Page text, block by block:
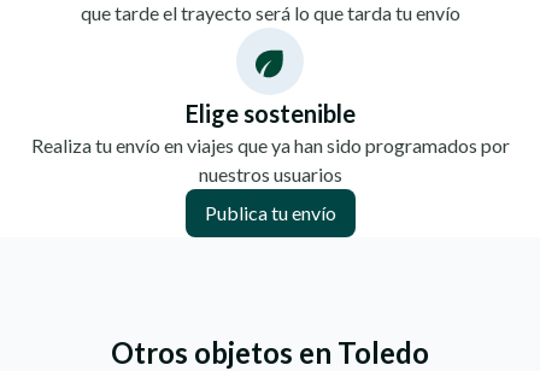
que tarde el trayecto será lo que tarda tu envío
Elige sostenible
Realiza tu envío en viajes que ya han sido programados por
nuestros usuarios
Publica tu envío
Otros objetos en Toledo